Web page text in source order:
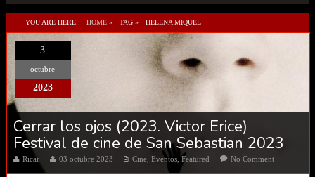
YOU ARE HERE : HOME » TAG » HELENA MIQUEL
3
octubre
2023
Cerrar los ojos (2023. Victor Erice)
Festival de cine de San Sebastian 2023
Ricar 03 octubre 2023 Cine, Eventos, Featured No Comment